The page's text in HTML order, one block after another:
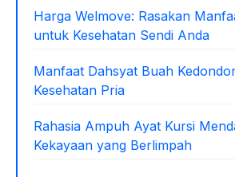
Harga Welmove: Rasakan
untuk Kesehatan Sendi Anda
Manfaat Dahsyat Buah
Kesehatan Pria
Rahasia Ampuh Ayat Kursi
Kekayaan yang Berlimpah